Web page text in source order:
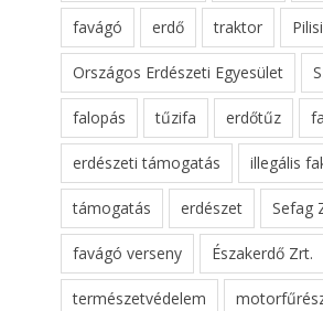
favágó erdő traktor
Országos Erdészeti Egyesület
falopás tűzifa erdőtűz
erdészeti támogatás illegális
támogatás erdészet Sefag
favágó verseny Északerdő Zrt.
természetvédelem